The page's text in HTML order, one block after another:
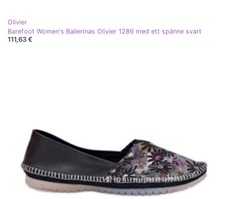
Olivier
Barefoot Women's Ballerinas Olivier 1286 med ett spänne svart
111,63 €